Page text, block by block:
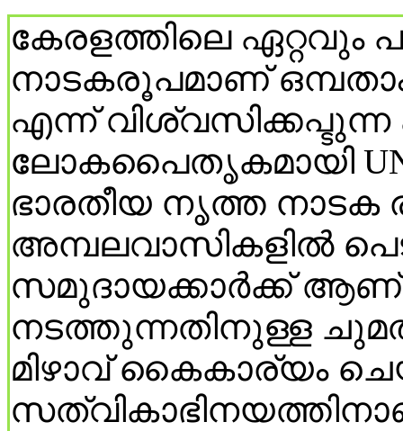
കേരളത്തിലെ ഏറ്റവും
നാടകരൂപമാണ്
എന്ന് വിശ്വസിക്കപ്ടുന്ന
ലോകപൈതൃകമായി
ഭാരതീയ നൃത്ത നാടക
അമ്പലവാസികളില്‍
സമുദായക്കാര്‍ക്ക് ആണ്
നടത്തുന്നതിനുള്ള
മിഴാവ് കൈകാര്യം